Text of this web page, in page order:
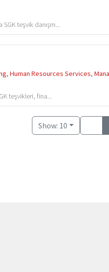
teşvik danışm...
,Human Resources Services,
teşvikleri, fina...
Show: 10